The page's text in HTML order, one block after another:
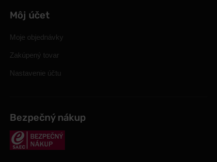
Môj účet
Moje objednávky
Zakúpený tovar
Nastavenie účtu
Bezpečný nákup